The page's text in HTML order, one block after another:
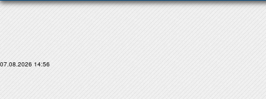
07.08.2026 14:56